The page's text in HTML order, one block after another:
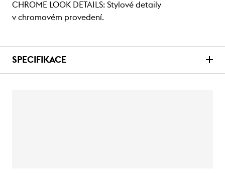
CHROME LOOK DETAILS: Stylové detaily
v chromovém provedení.
SPECIFIKACE